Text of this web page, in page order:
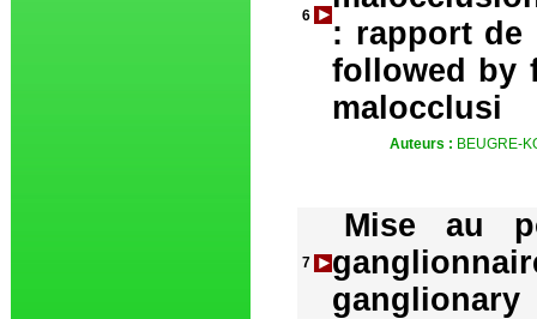
6
: rapport de
followed by
malocclusi
Auteurs : BEUGRE-
7
Mise au
ganglionary